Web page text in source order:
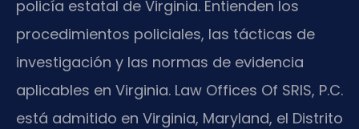
policía estatal de Virginia. Entienden los
procedimientos policiales, las tácticas de
investigación y las normas de evidencia
aplicables en Virginia. Law Offices Of SRIS, P.C.
está admitido en Virginia, Maryland, el Distrito